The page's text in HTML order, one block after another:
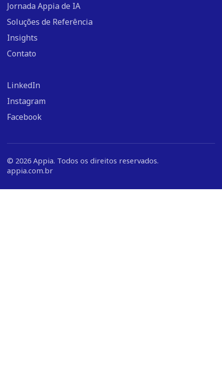
Jornada Appia de IA
Soluções de Referência
Insights
Contato
LinkedIn
Instagram
Facebook
© 2026 Appia. Todos os direitos reservados.
appia.com.br